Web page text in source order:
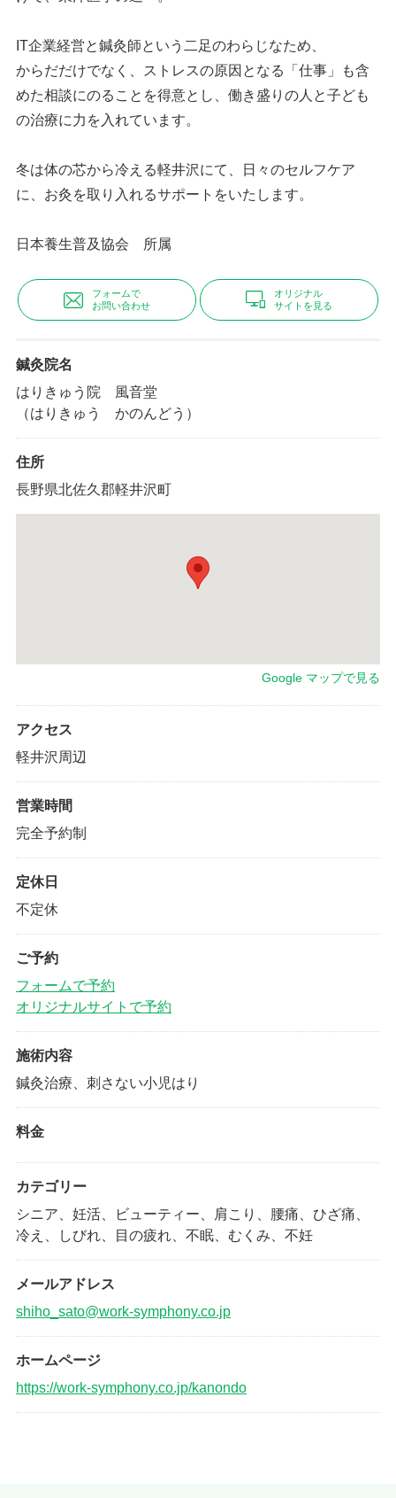
IT企業経営と鍼灸師という二足のわらじなため、
からだだけでなく、ストレスの原因となる「仕事」も含
めた相談にのることを得意とし、働き盛りの人と子ども
の治療に力を入れています。
冬は体の芯から冷える軽井沢にて、日々のセルフケア
に、お灸を取り入れるサポートをいたします。
日本養生普及協会 所属
フォームで
お問い合わせ
オリジナル
サイトを見る
鍼灸院名
はりきゅう院 風音堂
（はりきゅう かのんどう）
住所
長野県北佐久郡軽井沢町
Google マップで見る
アクセス
軽井沢周辺
営業時間
完全予約制
定休日
不定休
ご予約
フォームで予約
オリジナルサイトで予約
施術内容
鍼灸治療、刺さない小児はり
料金
カテゴリー
シニア、妊活、ビューティー、肩こり、腰痛、ひざ痛、
冷え、しびれ、目の疲れ、不眠、むくみ、不妊
メールアドレス
shiho_sato@work-symphony.co.jp
ホームページ
https://work-symphony.co.jp/kanondo